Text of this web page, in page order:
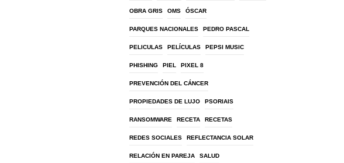
OBRA GRIS OMS ÓSCAR
PARQUES NACIONALES PEDRO PASCAL
PELICULAS PELÍCULAS PEPSI MUSIC
PHISHING PIEL PIXEL 8
PREVENCIÓN DEL CÁNCER
PROPIEDADES DE LUJO PSORIAIS
RANSOMWARE RECETA RECETAS
REDES SOCIALES REFLECTANCIA SOLAR
RELACIÓN EN PAREJA SALUD